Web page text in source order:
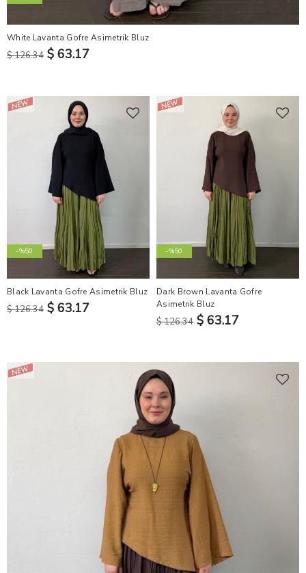
White Lavanta Gofre Asimetrik Bluz
$ 126.34 $ 63.17
-%50
Black Lavanta Gofre Asimetrik Bluz
$ 126.34 $ 63.17
-%50
Dark Brown Lavanta Gofre
Asimetrik Bluz
$ 126.34 $ 63.17